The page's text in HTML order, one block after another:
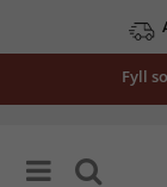
Fyll